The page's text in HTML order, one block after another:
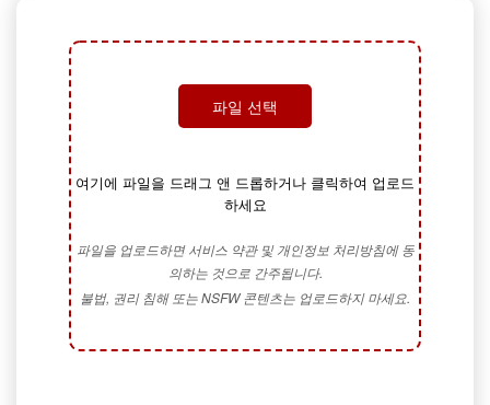
파일 선택
여기에 파일을 드래그 앤 드롭하거나 클릭하여 업로드
하세요
파일을 업로드하면 서비스 약관 및 개인정보 처리방침에 동
의하는 것으로 간주됩니다.
불법, 권리 침해 또는 NSFW 콘텐츠는 업로드하지 마세요.